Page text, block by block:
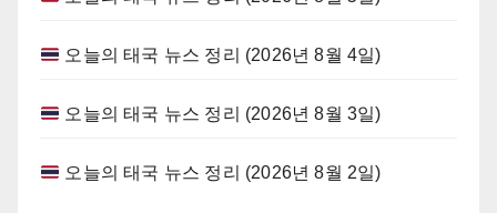
오늘의 태국 뉴스 정리 (2026년 8월 4일)
오늘의 태국 뉴스 정리 (2026년 8월 3일)
오늘의 태국 뉴스 정리 (2026년 8월 2일)